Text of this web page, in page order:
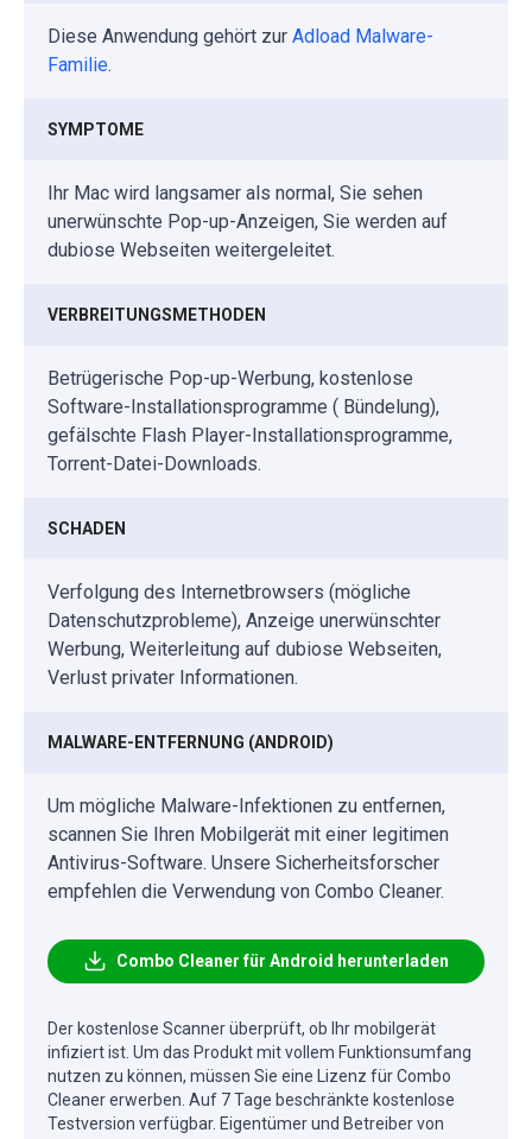
Diese Anwendung gehört zur Adload Malware-
Familie.
SYMPTOME
Ihr Mac wird langsamer als normal, Sie sehen
unerwünschte Pop-up-Anzeigen, Sie werden auf
dubiose Webseiten weitergeleitet.
VERBREITUNGSMETHODEN
Betrügerische Pop-up-Werbung, kostenlose
Software-Installationsprogramme ( Bündelung),
gefälschte Flash Player-Installationsprogramme,
Torrent-Datei-Downloads.
SCHADEN
Verfolgung des Internetbrowsers (mögliche
Datenschutzprobleme), Anzeige unerwünschter
Werbung, Weiterleitung auf dubiose Webseiten,
Verlust privater Informationen.
MALWARE-ENTFERNUNG (ANDROID)
Um mögliche Malware-Infektionen zu entfernen,
scannen Sie Ihren Mobilgerät mit einer legitimen
Antivirus-Software. Unsere Sicherheitsforscher
empfehlen die Verwendung von Combo Cleaner.
Combo Cleaner für Android herunterladen
Der kostenlose Scanner überprüft, ob Ihr mobilgerät
infiziert ist. Um das Produkt mit vollem Funktionsumfang
nutzen zu können, müssen Sie eine Lizenz für Combo
Cleaner erwerben. Auf 7 Tage beschränkte kostenlose
Testversion verfügbar. Eigentümer und Betreiber von